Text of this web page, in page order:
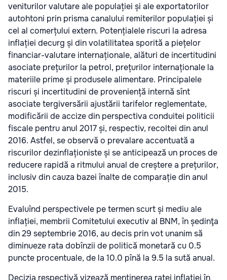
veniturilor valutare ale populației și ale exportatorilor
autohtoni prin prisma canalului remiterilor populației și
cel al comerțului extern. Potențialele riscuri la adresa
inflației decurg și din volatilitatea sporită a piețelor
financiar-valutare internaționale, alături de incertitudini
asociate prețurilor la petrol, prețurilor internaționale la
materiile prime și produsele alimentare. Principalele
riscuri și incertitudini de proveniență internă sînt
asociate tergiversării ajustării tarifelor reglementate,
modificării de accize din perspectiva conduitei politicii
fiscale pentru anul 2017 și, respectiv, recoltei din anul
2016. Astfel, se observă o prevalare accentuată a
riscurilor dezinflaționiste și se anticipează un proces de
reducere rapidă a ritmului anual de creștere a prețurilor,
inclusiv din cauza bazei înalte de comparație din anul
2015.
Evaluînd perspectivele pe termen scurt și mediu ale
inflației, membrii Comitetului executiv al BNM, în ședinţa
din 29 septembrie 2016, au decis prin vot unanim să
diminueze rata dobînzii de politică monetară cu 0.5
puncte procentuale, de la 10.0 pînă la 9.5 la sută anual.
Decizia respectivă vizează menţinerea ratei inflaţiei în